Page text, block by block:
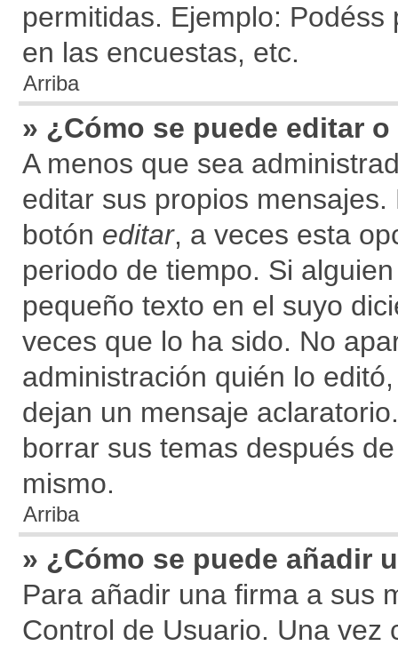
permitidas. Ejemplo:
en las encuestas, etc.
Arriba
» ¿Cómo se puede editar
A menos que sea
editar sus propios
botón editar, a veces esta
periodo de tiempo. Si
pequeño texto en el suyo
veces que lo ha sido. No
administración quién lo
dejan un mensaje
borrar sus temas después
mismo.
Arriba
» ¿Cómo se puede añadir
Para añadir una firma a sus
Control de Usuario. Una